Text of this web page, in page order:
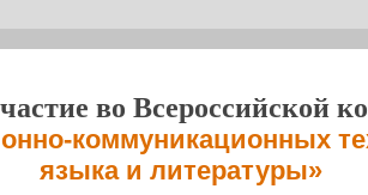
во Всероссийской
коммуникационных
языка и литературы»